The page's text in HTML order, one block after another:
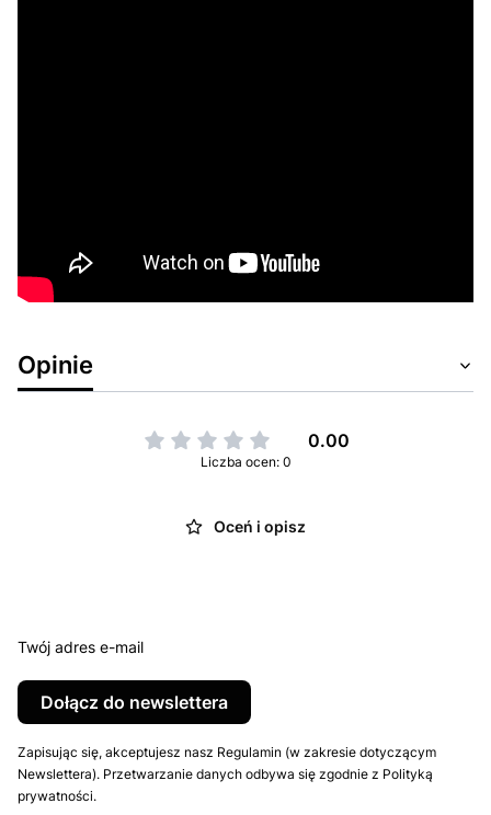
Opinie
0.00
Liczba ocen: 0
Oceń i opisz
Twój adres e-mail
Dołącz do newslettera
Zapisując się, akceptujesz nasz Regulamin (w zakresie dotyczącym
Newslettera). Przetwarzanie danych odbywa się zgodnie z Polityką
prywatności.